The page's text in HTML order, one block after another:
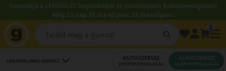
Használja a LENDÜLET kuponkódot és szereltessen kedvezményesen!
Még 53 nap 10 óra 40 perc 37 másodperc.
LEGKÖZELEBBI SZERVIZ AUTÓSZERVIZ
IDŐPONTFOGLALÁS
GUMISZERVIZ
IDŐPONTFOGLALÁS